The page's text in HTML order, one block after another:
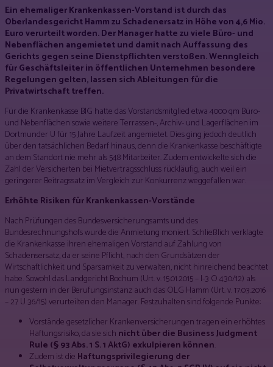
Ein ehemaliger Krankenkassen-Vorstand ist durch das
Oberlandesgericht Hamm zu Schadenersatz in Höhe von 4,6 Mio.
Euro verurteilt worden. Der Manager hatte zu viele Büro- und
Nebenflächen angemietet und damit nach Auffassung des
Gerichts gegen seine Dienstpflichten verstoßen. Wenngleich
für Geschäftsleiter in öffentlichen Unternehmen besondere
Regelungen gelten, lassen sich Ableitungen für die
Privatwirtschaft treffen.
Für die Krankenkasse BIG hatte das Vorstandsmitglied etwa 4000 qm Büro-
und Nebenflächen sowie weitere Terrassen-, Archiv- und Lagerflächen im
Dortmunder U für 15 Jahre Laufzeit angemietet. Dies ging jedoch deutlich
über den tatsächlichen Bedarf hinaus, denn die Krankenkasse beschäftigte
an dem Standort nie mehr als 548 Mitarbeiter. Zudem entwickelte sich die
Zahl der Versicherten bei Mietvertragsschluss rückläufig, auch weil ein
geringerer Beitragssatz im Vergleich zur Konkurrenz weggefallen war.
Erhöhte Risiken für Krankenkassen-Vorstände
Nach Prüfungen des Bundesversicherungsamts und des
Bundesrechnungshofs wurde die Anmietung moniert. Schließlich verklagte
die Krankenkasse ihren ehemaligen Vorstand auf Zahlung von
Schadensersatz, da er seine Pflicht, nach den Grundsätzen der
Wirtschaftlichkeit und Sparsamkeit zu verwalten, nicht hinreichend beachtet
habe. Sowohl das Landgericht Bochum (Urt. v. 15.01.2015 – I-3 O 430/12) als
nun gestern in der Berufungsinstanz auch das OLG Hamm (Urt. v. 17.03.2016
– 27 U 36/15) verurteilten den Manager. Festzuhalten sind folgende Punkte:
Vorstände gesetzlicher Krankenversicherungen tragen ein erhöhtes
Haftungsrisiko, da sie sich nicht über die Business Judgment
Rule (§ 93 Abs. 1 S. 1 AktG) exkulpieren können
Zudem ist die Haftungsprivilegierung der